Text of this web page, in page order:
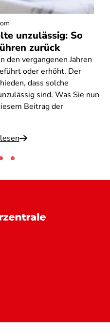
unzulässig: So
zurück
den vergangenen Jahren
oder erhöht. Der
dass solche
sind. Was Sie nun
Beitrag der